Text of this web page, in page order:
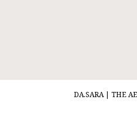
DA.SARA | THE